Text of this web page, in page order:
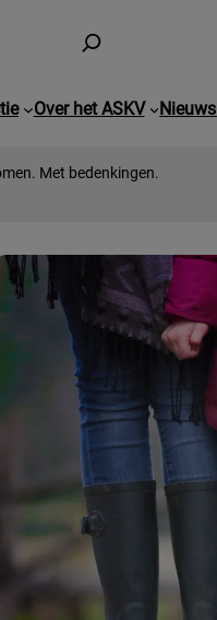
Over het ASKV Nieuws
Met bedenkingen.